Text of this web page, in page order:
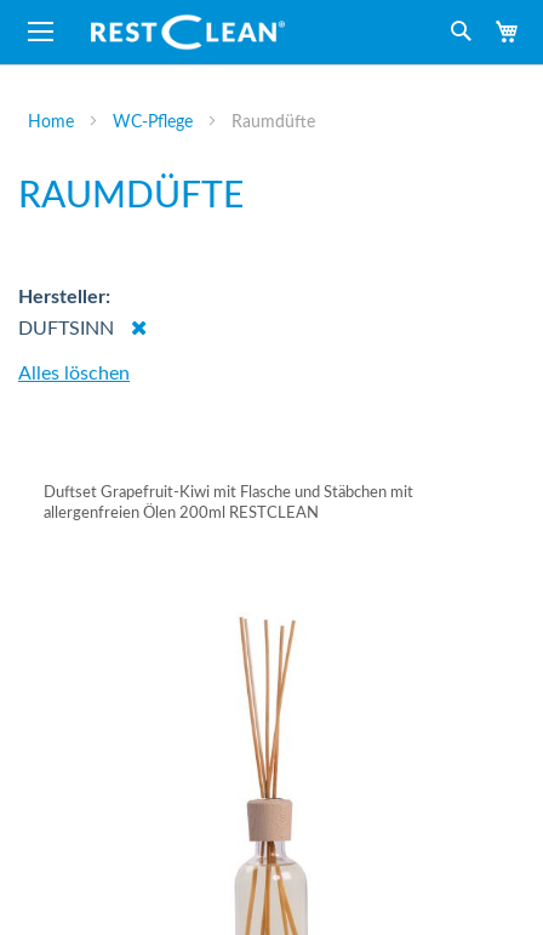
Suche
Home WC-Pflege Raumdüfte
RAUMDÜFTE
Duftset Grapefruit-Kiwi mit Flasche und Stäbchen mit
allergenfreien Ölen 200ml RESTCLEAN
Hersteller
DUFTSINN
Dies
Alles löschen